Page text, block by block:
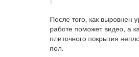
После того, как выровнен
работе поможет видео, а
плиточного покрытия
пол.